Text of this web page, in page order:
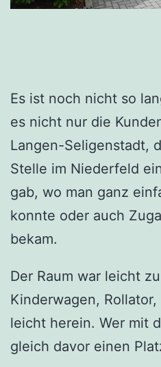
Es ist noch nicht so
es nicht nur die
Langen-Seligenstadt,
Stelle im Niederfeld
gab, wo man ganz
konnte oder auch
bekam.
Der Raum war leicht
Kinderwagen,
leicht herein. Wer mit
gleich davor einen